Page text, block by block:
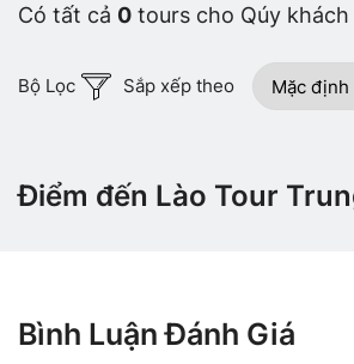
Có tất cả 0 tours cho Qúy khách
Bộ Lọc Sắp xếp theo
Điểm đến Lào Tour
Bình Luận Đánh Giá